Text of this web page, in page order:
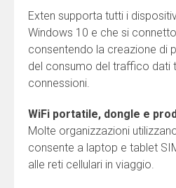
Exten supporta tutti i
Windows 10 e che si
consentendo la creazione di
del consumo del traffico dati
connessioni.
WiFi portatile, dongle e
Molte organizzazioni
consente a laptop e tablet
alle reti cellulari in viaggio.